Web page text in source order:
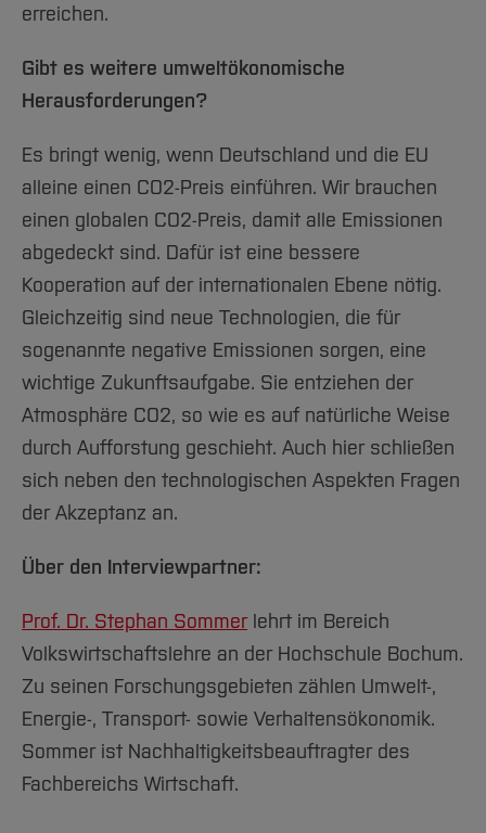
erreichen.
Gibt es weitere umweltökonomische
Herausforderungen?
Es bringt wenig, wenn Deutschland und die EU
alleine einen CO2-Preis einführen. Wir brauchen
einen globalen CO2-Preis, damit alle Emissionen
abgedeckt sind. Dafür ist eine bessere
Kooperation auf der internationalen Ebene nötig.
Gleichzeitig sind neue Technologien, die für
sogenannte negative Emissionen sorgen, eine
wichtige Zukunftsaufgabe. Sie entziehen der
Atmosphäre CO2, so wie es auf natürliche Weise
durch Aufforstung geschieht. Auch hier schließen
sich neben den technologischen Aspekten Fragen
der Akzeptanz an.
Über den Interviewpartner:
Prof. Dr. Stephan Sommerlehrt im Bereich
Volkswirtschaftslehre an der Hochschule Bochum.
Zu seinen Forschungsgebieten zählen Umwelt-,
Energie-, Transport- sowie Verhaltensökonomik.
Sommer ist Nachhaltigkeitsbeauftragter des
Fachbereichs Wirtschaft.